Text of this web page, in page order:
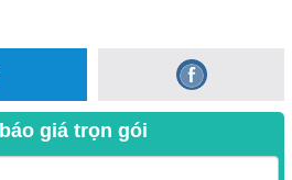
giá trọn gói